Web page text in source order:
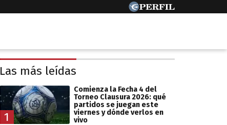
Las más leídas
1
Comienza la Fecha 4 del
Torneo Clausura 2026: qué
partidos se juegan este
viernes y dónde verlos en
vivo